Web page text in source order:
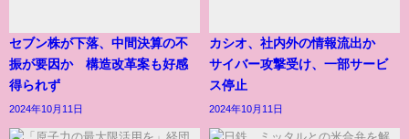
セブン株が下落、中間決算の不
振が要因か 構造改革案も好感
得られず
2024年10月11日
カシオ、社内外の情報流出か
サイバー攻撃受け、一部サービ
ス停止
2024年10月11日